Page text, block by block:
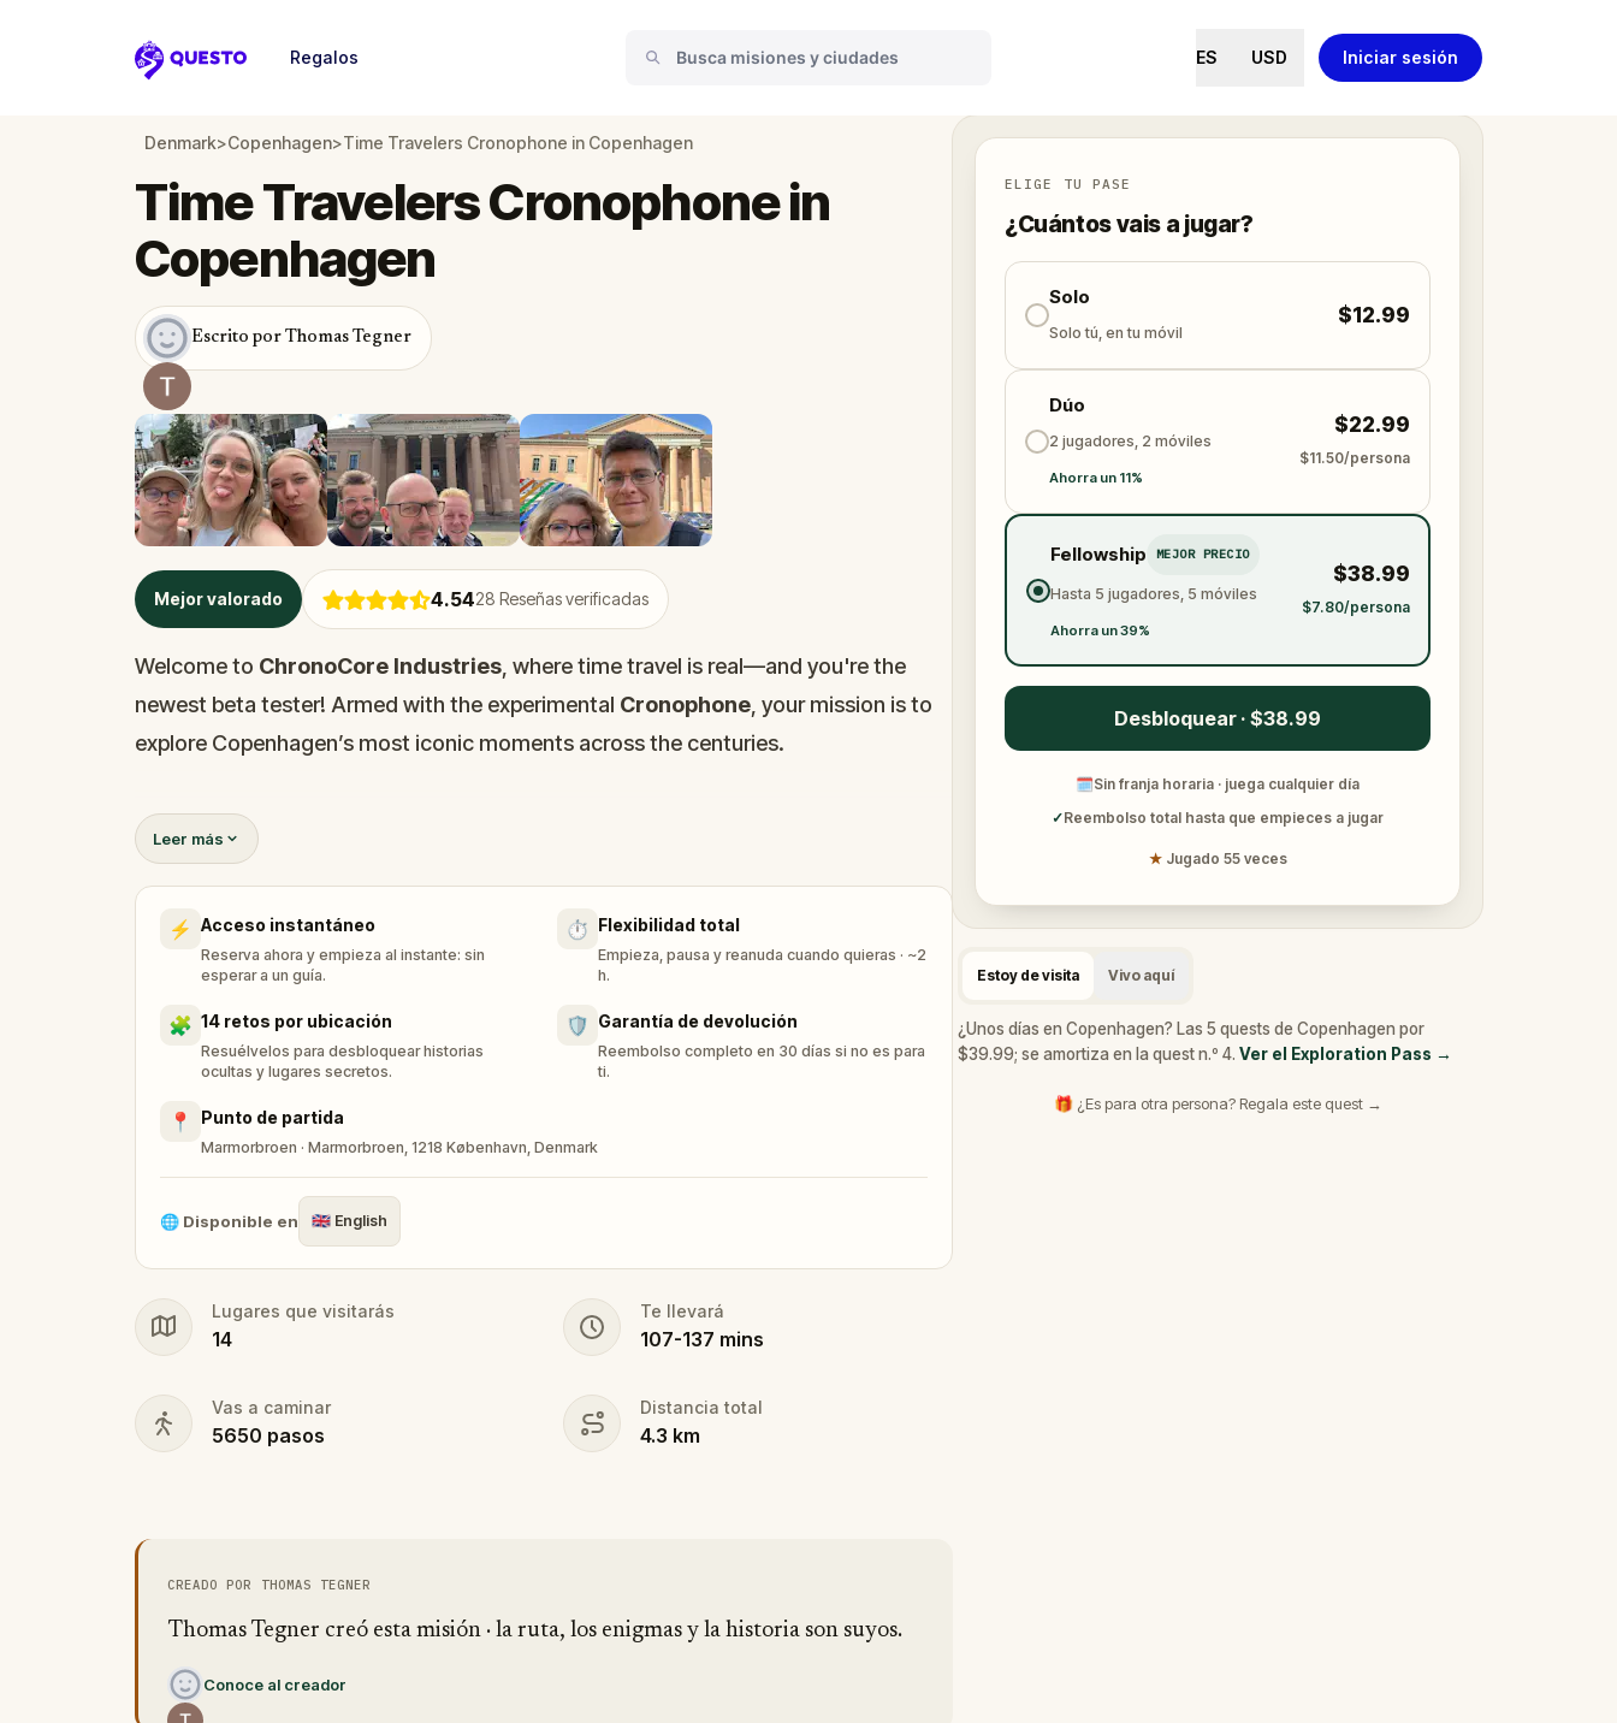
Questo
Regalos ES USD Iniciar sesión
Denmark>Copenhagen>Time Travelers Cronophone in Copenhagen
Mejor valorado 4.5428 Reseñas verificadas
Time Travelers Cronophone in
Copenhagen
Escrito por Thomas Tegner
Welcome to ChronoCore Industries , where time travel is real—and you're the
newest beta tester! Armed with the experimental Cronophone , your mission is to
explore Copenhagen’s most iconic moments across the centuries.
But be careful: every step you take in the past could change the future. Your task?
Visit key sites, solve temporal puzzles, and help ensure history stays on track.
The timeline depends on you. Travel smart. Don’t leave a trace.
Leer más
⚡ Acceso instantáneo
Reserva ahora y empieza al instante: sin
esperar a un guía.
⏱️ Flexibilidad total
Empieza, pausa y reanuda cuando quieras · ~2
h.
🧩 14 retos por ubicación
Resuélvelos para desbloquear historias
ocultas y lugares secretos.
🛡️ Garantía de devolución
Reembolso completo en 30 días si no es para
ti.
📍 Punto de partida
Marmorbroen · Marmorbroen, 1218 København, Denmark
🌐 Disponible en 🇬🇧 English
Lugares que visitarás
14
Te llevará
107-137 mins
Vas a caminar
5650 pasos
Distancia total
4.3 km
CREADO POR THOMAS TEGNER
Thomas Tegner creó esta misión · la ruta, los enigmas y la historia son suyos.
Conoce al creador
ELIGE TU PASE
¿Cuántos vais a jugar?
Solo
Solo tú, en tu móvil
$12.99
Dúo
2 jugadores, 2 móviles
Ahorra un 11%
$22.99
$11.50/persona
Fellowship MEJOR PRECIO
Hasta 5 jugadores, 5 móviles
Ahorra un 39%
$38.99
$7.80/persona
Desbloquear · $38.99
🗓Sin franja horaria · juega cualquier día
✓Reembolso total hasta que empieces a jugar
★ Jugado 55 veces
Estoy de visita Vivo aquí
¿Unos días en Copenhagen? Las 5 quests de Copenhagen por
$39.99; se amortiza en la quest n.º 4. Ver el Exploration Pass →
🎁 ¿Es para otra persona? Regala este quest →